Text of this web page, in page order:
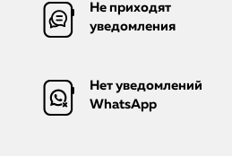
Не приходят
уведомления
Нет уведомлений
WhatsApp